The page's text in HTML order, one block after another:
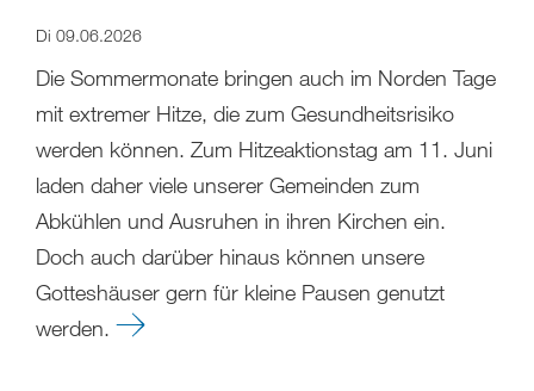
Di 09.06.2026
Die Sommermonate bringen auch im Norden Tage
mit extremer Hitze, die zum Gesundheitsrisiko
werden können. Zum Hitzeaktionstag am 11. Juni
laden daher viele unserer Gemeinden zum
Abkühlen und Ausruhen in ihren Kirchen ein.
Doch auch darüber hinaus können unsere
Gotteshäuser gern für kleine Pausen genutzt
werden.